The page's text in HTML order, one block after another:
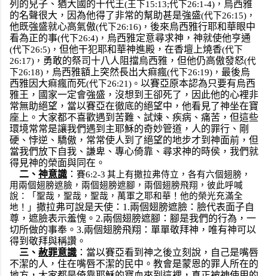
列的兒子、猶大國的十代王(王下15:13;代下26:1-4)， 烏西雅
的名聲很大，因為他得了非常的幫助甚是強盛(代下26:15)，
他既強盛就心高氣傲(代下26:16)， 後來烏西雅行耶和華眼中
看為正的事(代下26:4)， 烏西雅定意尋求神，神就使他亨通
(代下26:5)， 但他干犯耶和華神進殿，在香壇上燒香(代下
26:17)， 勇敢的祭司十八人阻擋烏西雅，但他仍高傲發怒(代
下26:18)， 烏西雅額上突然長出大痲瘋(代下26:19)， 最後烏
西雅因大痲瘋而死(代下26:21)。 以賽亞原本認為只要有烏西
雅王，國家一定會強盛，沒想到王卻死了，因此他的心裡非
常無助絕望，當以賽亞在徹底的絕望中，他看見了神坐在寶
座上。大家都不喜歡遇到苦難、試煉、疾病、痛苦，但這些
環境常常是讓我們遇到主耶穌的奇妙管道，人的罪行、剛
硬、悖逆、驕傲，常常使人到了絕望的地步才到神面前，但
當我們放下自我、謙卑、專心倚靠、尋求神的時侯，我們就
得見神的榮面與同在。
二、 神意識 ： 賽6:2-3 其上有撒拉弗侍立，各有六個翅膀，
用兩個翅膀遮臉，兩個翅膀遮腳，兩個翅膀飛翔，彼此呼喊
說：「聖哉，聖哉，聖哉，萬軍之耶和華！他的榮光充滿全
地！」 撒拉弗可說是天使：1.兩個翅膀遮臉：臉代表面子自
尊，遮臉表示羞愧。2.兩個翅膀遮腳：腳是我們的行為，一
切所做的事奉。3.兩個翅膀飛翔：單單敬拜神，唯有神可以
得到敬拜與稱讚。
三、 赦罪意識 ：當以賽亞看到神之後立刻說，自己是嘴唇
不潔的人，住在嘴唇不潔的民中。教會是蒙恩的罪人所在的